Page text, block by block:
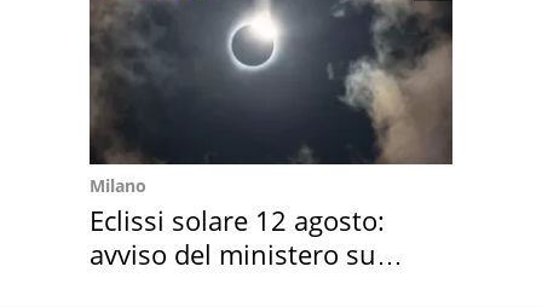
Milano
Eclissi solare 12 agosto:
avviso del ministero su